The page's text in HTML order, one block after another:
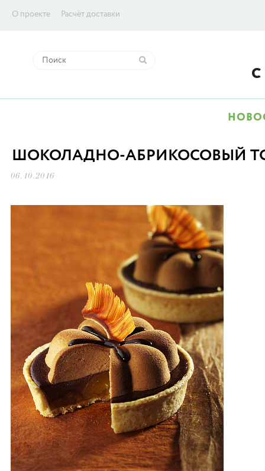
О проекте Расчёт доставки
ШОКОЛАДНО-АБРИКОСОВЫЙ
06.10.2016